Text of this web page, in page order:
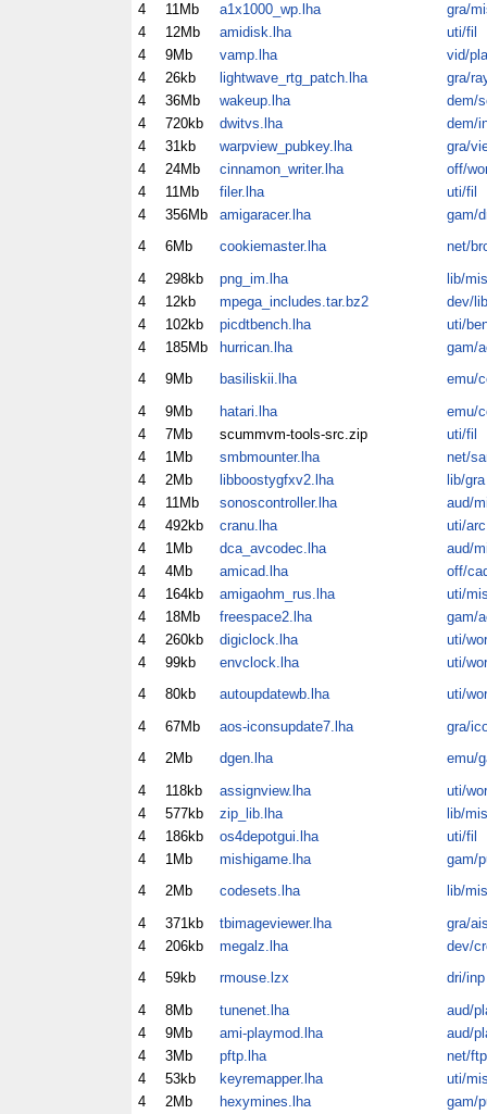
4
11Mb a1x1000_wp.lha
gra/
4
12Mb amidisk.lha
uti/fil
4
9Mb vamp.lha
vid/pla
4
26kb lightwave_rtg_patch.lha
gra/
4
36Mb wakeup.lha
dem/
4
720kb dwitvs.lha
dem/
4
31kb warpview_pubkey.lha
gra/
4
24Mb cinnamon_writer.lha
off/
4
11Mb filer.lha
uti/fil
4
356Mb amigaracer.lha
gam/
4
6Mb cookiemaster.lha
net/
4
298kb png_im.lha
lib/mis
4
12kb mpega_includes.tar.bz2
dev/
4
102kb picdtbench.lha
uti/
4
185Mb hurrican.lha
gam/
4
9Mb basiliskii.lha
emu/
4
9Mb hatari.lha
emu/
4
7Mb scummvm-tools-src.zip
uti/fil
4
1Mb smbmounter.lha
net/
4
2Mb libboostygfxv2.lha
lib/gra
4
11Mb sonoscontroller.lha
aud/
4
492kb cranu.lha
uti/arc
4
1Mb dca_avcodec.lha
aud/
4
4Mb amicad.lha
off/
4
164kb amigaohm_rus.lha
uti/
4
18Mb freespace2.lha
gam/
4
260kb digiclock.lha
uti/wor
4
99kb envclock.lha
uti/wor
4
80kb autoupdatewb.lha
uti/wor
4
67Mb aos-iconsupdate7.lha
gra/
4
2Mb dgen.lha
emu/
4
118kb assignview.lha
uti/wor
4
577kb zip_lib.lha
lib/mis
4
186kb os4depotgui.lha
uti/fil
4
1Mb mishigame.lha
gam/
4
2Mb codesets.lha
lib/mis
4
371kb tbimageviewer.lha
gra/
4
206kb megalz.lha
dev/
4
59kb rmouse.lzx
dri/inp
4
8Mb tunenet.lha
aud/
4
9Mb ami-playmod.lha
aud/
4
3Mb pftp.lha
net/ftp
4
53kb keyremapper.lha
uti/
4
2Mb hexymines.lha
gam/